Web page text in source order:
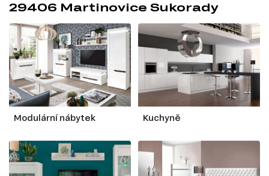
29406 Martinovice Sukorady
Modulární nábytek Kuchyně